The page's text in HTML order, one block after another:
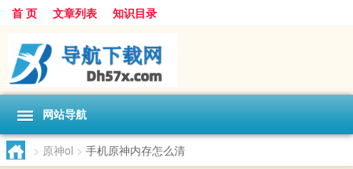
首 页 文章列表 知识目录
网站导航
> 原神ol > 手机原神内存怎么清